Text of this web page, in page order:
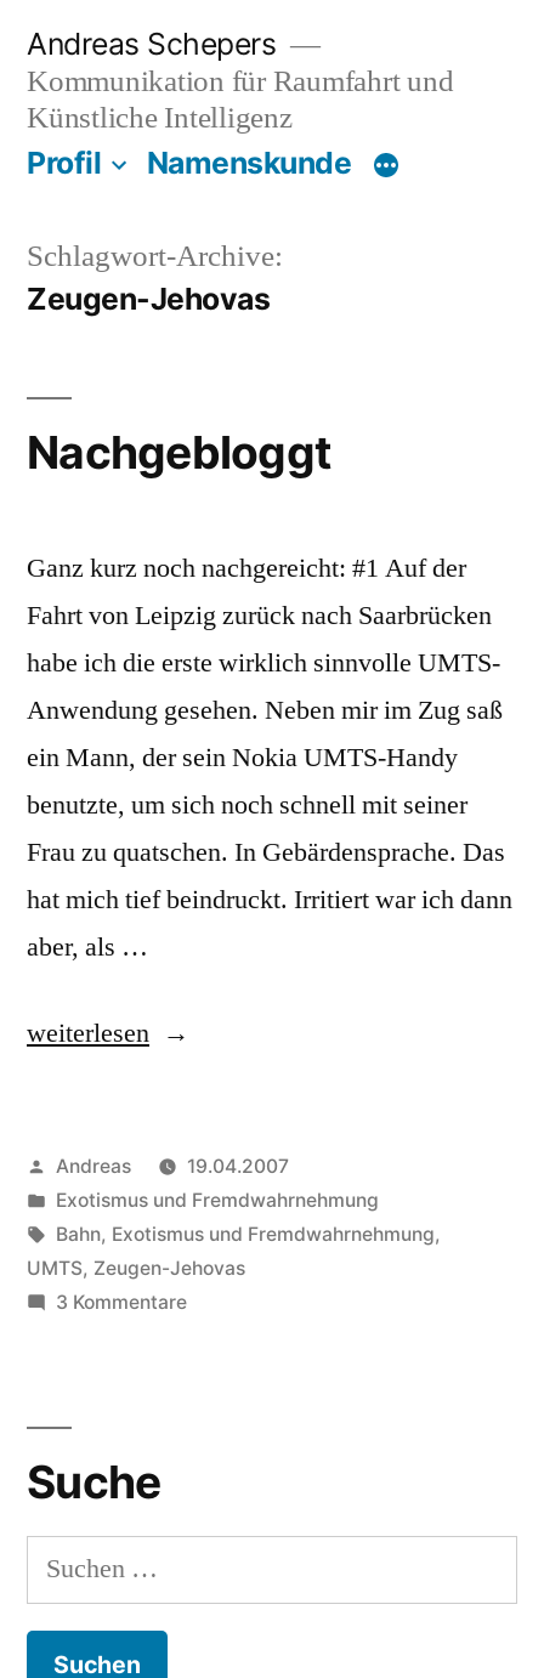
Inhalt
springen
Andreas Schepers
Kommunikation für Raumfahrt und
Künstliche Intelligenz
Profil Namenskunde
Schlagwort-Archive:
Zeugen-Jehovas
Nachgebloggt
Ganz kurz noch nachgereicht: #1 Auf der
Fahrt von Leipzig zurück nach Saarbrücken
habe ich die erste wirklich sinnvolle UMTS-
Anwendung gesehen. Neben mir im Zug saß
ein Mann, der sein Nokia UMTS-Handy
benutzte, um sich noch schnell mit seiner
Frau zu quatschen. In Gebärdensprache. Das
hat mich tief beindruckt. Irritiert war ich dann
aber, als …
„Nachgebloggt“
weiterlesen
Veröffentlicht
von
Andreas
19.04.2007
Veröffentlicht
in
Exotismus und Fremdwahrnehmung
Schlagwörter:
Bahn, Exotismus und Fremdwahrnehmung,
UMTS, Zeugen-Jehovas
3 Kommentarezu
Suche
Suchen
nach: